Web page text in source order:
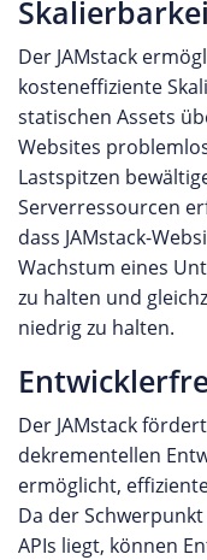
Der JAMstack
kosteneffiziente
statischen Assets
Websites
Lastspitzen
Serverressourcen
dass JAMstack-
Wachstum eines
zu halten und
niedrig zu halten.
Der JAMstack
dekrementellen
ermöglicht,
Da der
APIs liegt, können